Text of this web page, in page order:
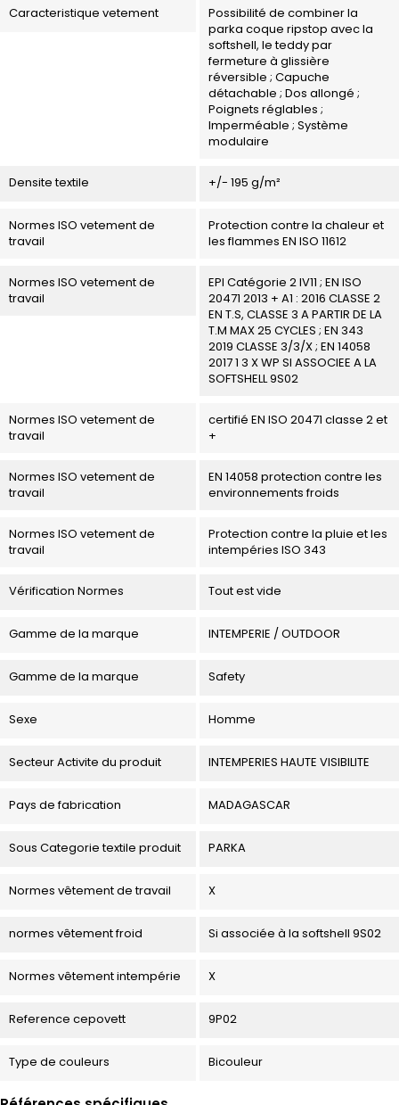
Caracteristique vetement
Possibilité de combiner la
parka coque ripstop avec la
softshell, le teddy par
fermeture à glissière
réversible ; Capuche
détachable ; Dos allongé ;
Poignets réglables ;
Imperméable ; Système
modulaire
Densite textile +/- 195 g/m²
Normes ISO vetement de
travail
Protection contre la chaleur et
les flammes EN ISO 11612
Normes ISO vetement de
travail
EPI Catégorie 2 IV11 ; EN ISO
20471 2013 + A1 : 2016 CLASSE 2
EN T.S, CLASSE 3 A PARTIR DE LA
T.M MAX 25 CYCLES ; EN 343
2019 CLASSE 3/3/X ; EN 14058
2017 1 3 X WP SI ASSOCIEE A LA
SOFTSHELL 9S02
Normes ISO vetement de
travail
certifié EN ISO 20471 classe 2 et
+
Normes ISO vetement de
travail
EN 14058 protection contre les
environnements froids
Normes ISO vetement de
travail
Protection contre la pluie et les
intempéries ISO 343
Vérification Normes Tout est vide
Gamme de la marque INTEMPERIE / OUTDOOR
Gamme de la marque Safety
Sexe Homme
Secteur Activite du produit INTEMPERIES HAUTE VISIBILITE
Pays de fabrication MADAGASCAR
Sous Categorie textile produit PARKA
Normes vêtement de travail X
normes vêtement froid Si associée à la softshell 9S02
Normes vêtement intempérie X
Reference cepovett 9P02
Type de couleurs Bicouleur